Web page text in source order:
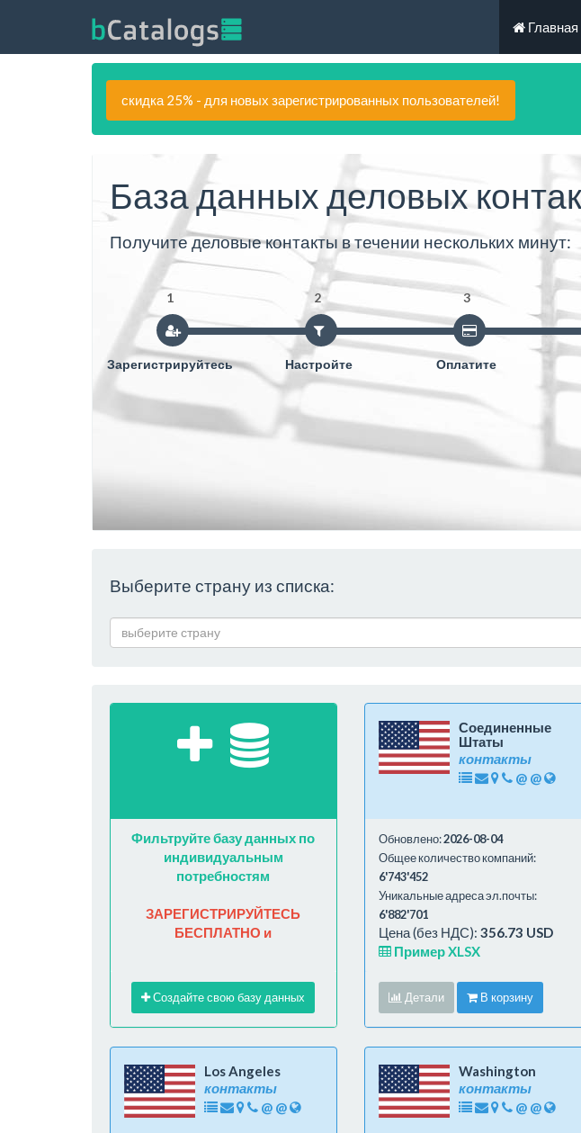
Главная
скидка 25% - для новых зарегистрированных пользователей!
База данных деловых
Получите деловые контакты в течении нескольких минут:
1
Зарегистрируйтесь
2
Настройте
3
Оплатите
Выберите страну из списка:
выберите страну
Фильтруйте базу данных по
индивидуальным
потребностям
ЗАРЕГИСТРИРУЙТЕСЬ
БЕСПЛАТНО и
Создайте свою базу данных
Соединенные
Штаты
контакты
@ @
Обновлено:2026-08-04
Общее количество компаний:
6'743'452
Уникальные адреса эл.почты:
6'882'701
Цена (без НДС): 356.73 USD
Пример XLSX
Детали В корзину
Los Angeles
контакты
@ @
Washington
контакты
@ @